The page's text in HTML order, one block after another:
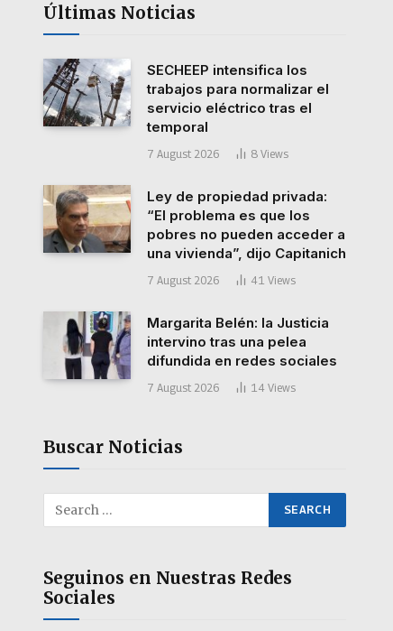
Últimas Noticias
SECHEEP intensifica los
trabajos para normalizar el
servicio eléctrico tras el
temporal
7 August 2026 8 Views
Ley de propiedad privada:
“El problema es que los
pobres no pueden acceder a
una vivienda”, dijo Capitanich
7 August 2026 41 Views
Margarita Belén: la Justicia
intervino tras una pelea
difundida en redes sociales
7 August 2026 14 Views
Buscar Noticias
Seguinos en Nuestras Redes
Sociales